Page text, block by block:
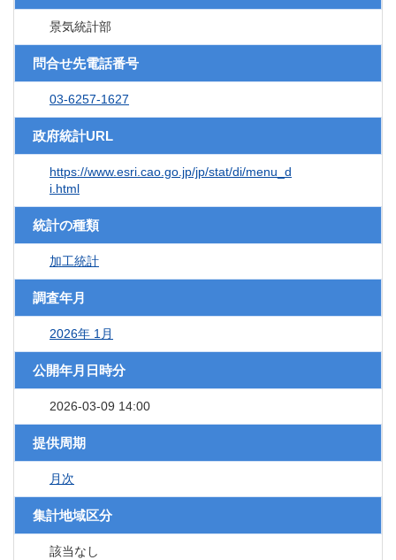
景気統計部
問合せ先電話番号
03-6257-1627
政府統計URL
https://www.esri.cao.go.jp/jp/stat/di/menu_d
i.html
統計の種類
加工統計
調査年月
2026年 1月
公開年月日時分
2026-03-09 14:00
提供周期
月次
集計地域区分
該当なし